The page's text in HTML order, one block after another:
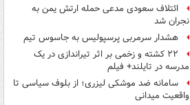
ائتلاف سعودی مدعی حمله ارتش یمن به
نجران شد
هشدار سرمربی پرسپولیس به جاسوس تیم
۲۲ کشته و زخمی بر اثر تیراندازی در یک
مدرسه در تایلند+ فیلم
سامانه ضد موشکی لیزری؛ از بلوف سیاسی تا
واقعیت میدانی